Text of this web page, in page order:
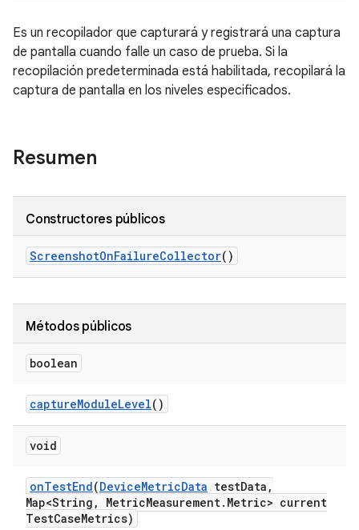
Es un recopilador que capturará y registrará una captura
de pantalla cuando falle un caso de prueba. Si la
recopilación predeterminada está habilitada, recopilará la
captura de pantalla en los niveles especificados.
Resumen
Constructores públicos
ScreenshotOnFailureCollector()
Métodos públicos
boolean
captureModuleLevel()
void
onTestEnd(DeviceMetricData testData ,
Map<String , MetricMeasurement. Metric> current
TestCaseMetrics)